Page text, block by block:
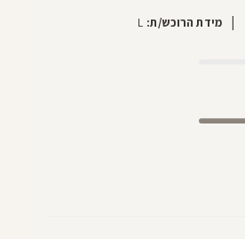
| מידת הרוכש/ת: L